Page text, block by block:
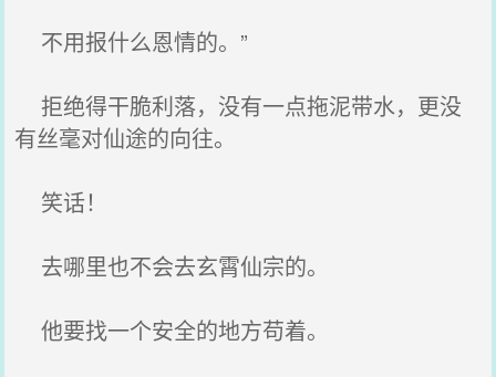
不用报什么恩情的。”
拒绝得干脆利落，没有一点拖泥带水，更没
有丝毫对仙途的向往。
笑话！
去哪里也不会去玄霄仙宗的。
他要找一个安全的地方苟着。